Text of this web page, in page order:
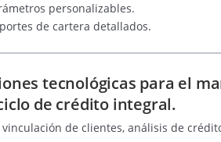
personalizables.
de cartera detallados.
tecnológicas para el
de crédito integral.
de clientes, análisis de